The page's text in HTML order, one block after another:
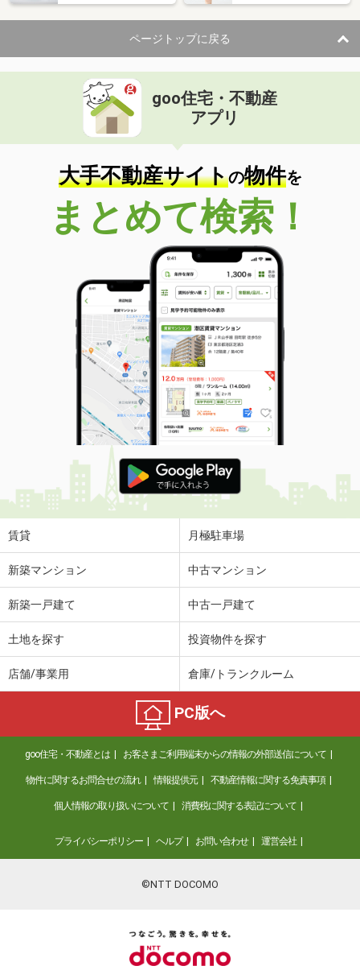
ページトップに戻る
goo住宅・不動産
アプリ
大手不動産サイトの物件を
まとめて検索！
賃貸 月極駐車場
新築マンション 中古マンション
新築一戸建て 中古一戸建て
土地を探す 投資物件を探す
店舗/事業用 倉庫/トランクルーム
PC版へ
goo住宅・不動産とは お客さまご利用端末からの情報の外部送信について
物件に関するお問合せの流れ 情報提供元 不動産情報に関する免責事項
個人情報の取り扱いについて 消費税に関する表記について
プライバシーポリシー ヘルプ お問い合わせ 運営会社
©NTT DOCOMO